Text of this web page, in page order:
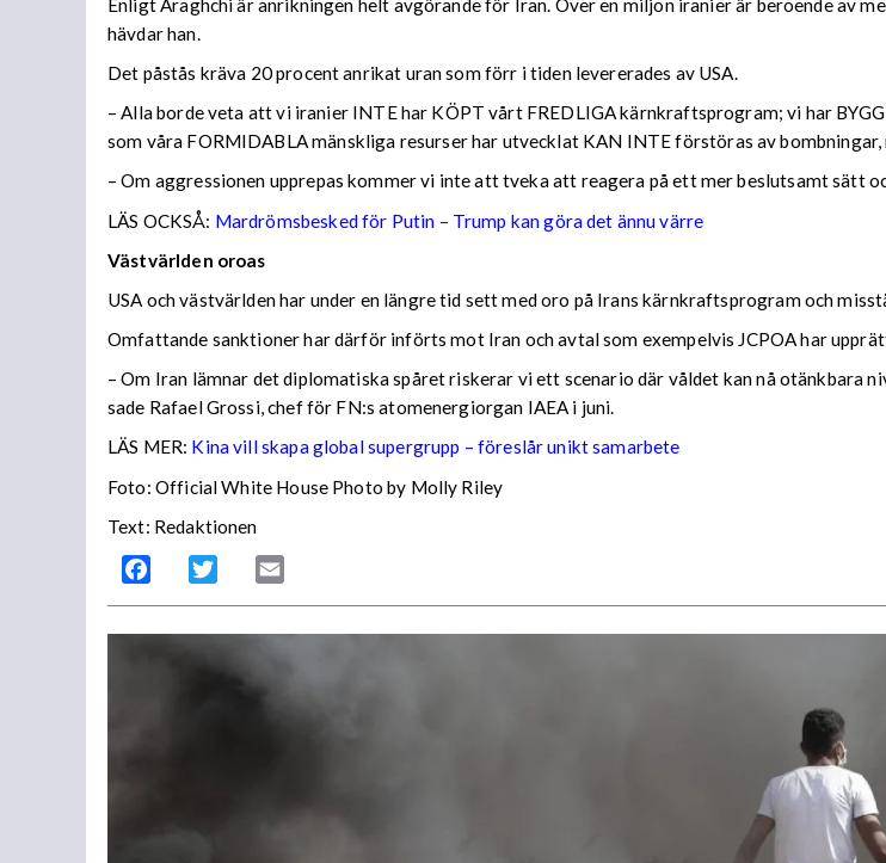
Enligt Araghchi är anrikningen helt avgörande för Iran. Över en miljon iranier är beroende av
hävdar han.
Det påstås kräva 20 procent anrikat uran som förr i tiden levererades av USA.
– Alla borde veta att vi iranier INTE har KÖPT vårt FREDLIGA kärnkraftsprogram; vi har
som våra FORMIDABLA mänskliga resurser har utvecklat KAN INTE förstöras av bombningar,
– Om aggressionen upprepas kommer vi inte att tveka att reagera på ett mer beslutsamt sätt
LÄS OCKSÅ: Mardrömsbesked för Putin – Trump kan göra det ännu värre
Västvärlden oroas
USA och västvärlden har under en längre tid sett med oro på Irans kärnkraftsprogram och
Omfattande sanktioner har därför införts mot Iran och avtal som exempelvis JCPOA har
– Om Iran lämnar det diplomatiska spåret riskerar vi ett scenario där våldet kan nå otänkbara
sade Rafael Grossi, chef för FN:s atomenergiorgan IAEA i juni.
LÄS MER: Kina vill skapa global supergrupp – föreslår unikt samarbete
Foto: Official White House Photo by Molly Riley
Text: Redaktionen
Facebook Twitter